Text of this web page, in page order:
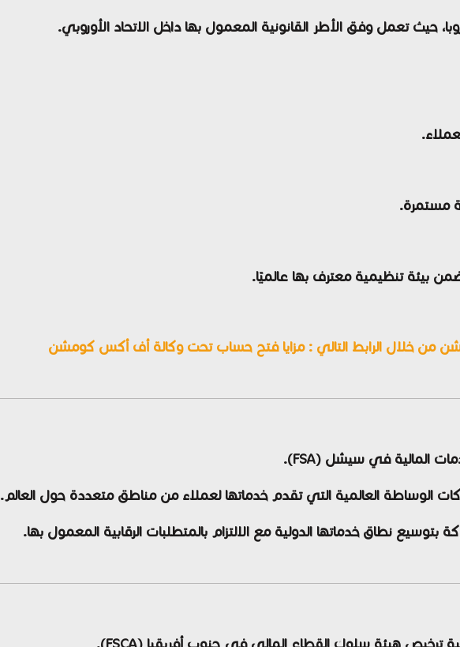
مستمرة.
بيئة تنظيمية معترف بها عالميًا.
من خلال الرابط التالي :مزايا فتح حساب تحت وكالة أف أكس كومشن
الوساطة العالمية التي تقدم خدماتها لعملاء من مناطق متعددة حول العالم.
بتوسيع نطاق خدماتها الدولية مع الالتزام بالمتطلبات الرقابية المعمول بها.